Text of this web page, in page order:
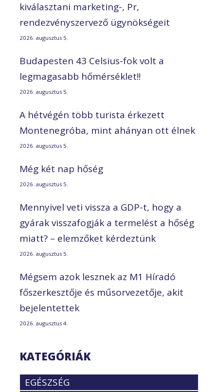
kiválasztani marketing-, Pr,
rendezvényszervező ügynökségeit
2026. augusztus 5.
Budapesten 43 Celsius-fok volt a
legmagasabb hőmérséklet!!
2026. augusztus 5.
A hétvégén több turista érkezett
Montenegróba, mint ahányan ott élnek
2026. augusztus 5.
Még két nap hőség
2026. augusztus 5.
Mennyivel veti vissza a GDP-t, hogy a
gyárak visszafogják a termelést a hőség
miatt? – elemzőket kérdeztünk
2026. augusztus 5.
Mégsem azok lesznek az M1 Híradó
főszerkesztője és műsorvezetője, akit
bejelentettek
2026. augusztus 4.
KATEGÓRIÁK
EGÉSZSÉG